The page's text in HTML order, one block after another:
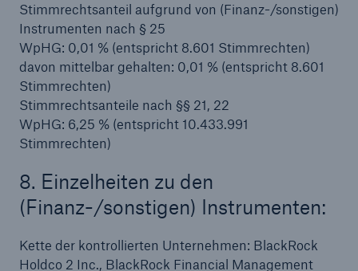
Stimmrechtsanteil aufgrund von (Finanz-/sonstigen)
Instrumenten nach § 25
WpHG: 0,01 % (entspricht 8.601 Stimmrechten)
davon mittelbar gehalten: 0,01 % (entspricht 8.601
Stimmrechten)
Stimmrechtsanteile nach §§ 21, 22
WpHG: 6,25 % (entspricht 10.433.991
Stimmrechten)
8. Einzelheiten zu den
(Finanz-/sonstigen) Instrumenten:
Kette der kontrollierten Unternehmen: BlackRock
Holdco 2 Inc., BlackRock Financial Management
Lösungen
Sachdeckung durch einen leistungsfähigen
Rückversicherungspartner